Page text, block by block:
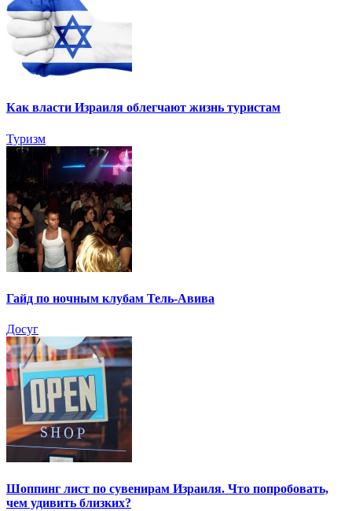
Как власти Израиля облегчают жизнь туристам
Туризм
Гайд по ночным клубам Тель-Авива
Досуг
Шоппинг лист по сувенирам Израиля. Что попробовать,
чем удивить близких?